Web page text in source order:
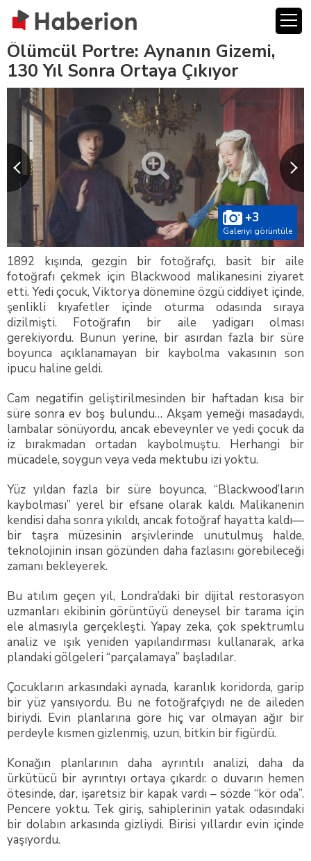
Ölümcül Portre: Aynanın Gizemi,
130 Yıl Sonra Ortaya Çıkıyor
+3
Galeriyi görüntüle
1892 kışında, gezgin bir fotoğrafçı, basit bir aile
fotoğrafı çekmek için Blackwood malikanesini ziyaret
etti. Yedi çocuk, Viktorya dönemine özgü ciddiyet içinde,
şenlikli kıyafetler içinde oturma odasında sıraya
dizilmişti. Fotoğrafın bir aile yadigarı olması
gerekiyordu. Bunun yerine, bir asırdan fazla bir süre
boyunca açıklanamayan bir kaybolma vakasının son
ipucu haline geldi.
Cam negatifin geliştirilmesinden bir haftadan kısa bir
süre sonra ev boş bulundu… Akşam yemeği masadaydı,
lambalar sönüyordu, ancak ebeveynler ve yedi çocuk da
iz bırakmadan ortadan kaybolmuştu. Herhangi bir
mücadele, soygun veya veda mektubu izi yoktu.
Yüz yıldan fazla bir süre boyunca, “Blackwood’ların
kaybolması” yerel bir efsane olarak kaldı. Malikanenin
kendisi daha sonra yıkıldı, ancak fotoğraf hayatta kaldı—
bir taşra müzesinin arşivlerinde unutulmuş halde,
teknolojinin insan gözünden daha fazlasını görebileceği
zamanı bekleyerek.
Bu atılım geçen yıl, Londra’daki bir dijital restorasyon
uzmanları ekibinin görüntüyü deneysel bir tarama için
ele almasıyla gerçekleşti. Yapay zeka, çok spektrumlu
analiz ve ışık yeniden yapılandırması kullanarak, arka
plandaki gölgeleri “parçalamaya” başladılar.
Çocukların arkasındaki aynada, karanlık koridorda, garip
bir yüz yansıyordu. Bu ne fotoğrafçıydı ne de aileden
biriydi. Evin planlarına göre hiç var olmayan ağır bir
perdeyle kısmen gizlenmiş, uzun, bitkin bir figürdü.
Konağın planlarının daha ayrıntılı analizi, daha da
ürkütücü bir ayrıntıyı ortaya çıkardı: o duvarın hemen
ötesinde, dar, işaretsiz bir kapak vardı – sözde “kör oda”.
Pencere yoktu. Tek giriş, sahiplerinin yatak odasındaki
bir dolabın arkasında gizliydi. Birisi yıllardır evin içinde
yaşıyordu.